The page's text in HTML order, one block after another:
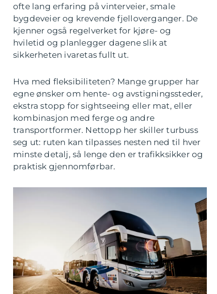
ofte lang erfaring på vinterveier, smale
bygdeveier og krevende fjelloverganger. De
kjenner også regelverket for kjøre- og
hviletid og planlegger dagene slik at
sikkerheten ivaretas fullt ut.
Hva med fleksibiliteten? Mange grupper har
egne ønsker om hente- og avstigningssteder,
ekstra stopp for sightseeing eller mat, eller
kombinasjon med ferge og andre
transportformer. Nettopp her skiller turbuss
seg ut: ruten kan tilpasses nesten ned til hver
minste detalj, så lenge den er trafikksikker og
praktisk gjennomførbar.